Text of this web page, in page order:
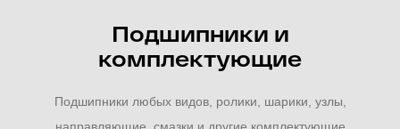
Подшипники и
комплектующие
Подшипники любых видов, ролики, шарики, узлы,